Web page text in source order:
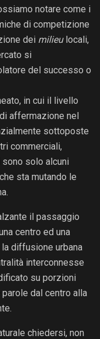
notare come i
di competizione
dei milieulocali,
si
del successo o
in cui il livello
affermazione nel
sottoposte
commerciali,
solo alcuni
sta mutando le
il passaggio
centro ed una
diffusione urbana
interconnesse
su porzioni
dal centro alla
chiedersi, non